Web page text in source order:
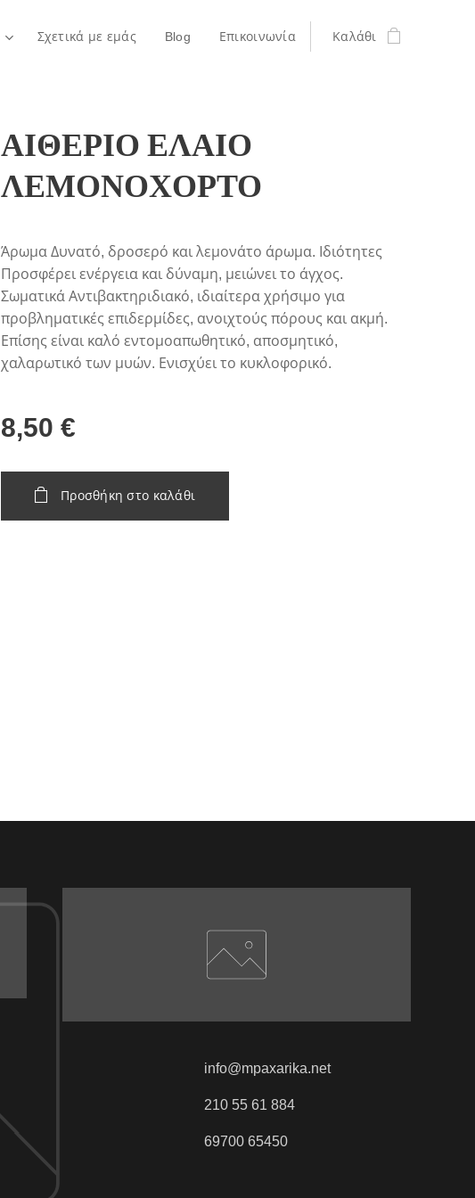
Σχετικά με εμάς Blog Επικοινωνία Καλάθι
ΑΙΘΕΡΙΟ ΕΛΑΙΟ
ΛΕΜΟΝΟΧΟΡΤΟ
Άρωμα Δυνατό, δροσερό και λεμονάτο άρωμα. Ιδιότητες
Προσφέρει ενέργεια και δύναμη, μειώνει το άγχος.
Σωματικά Αντιβακτηριδιακό, ιδιαίτερα χρήσιμο για
προβληματικές επιδερμίδες, ανοιχτούς πόρους και ακμή.
Επίσης είναι καλό εντομοαπωθητικό, αποσμητικό,
χαλαρωτικό των μυών. Ενισχύει το κυκλοφορικό.
8,50 €
Προσθήκη στο καλάθι
info@mpaxarika.net
210 55 61 884
69700 65450